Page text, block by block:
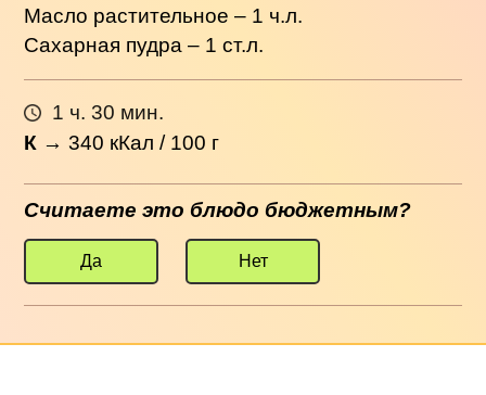
Масло растительное – 1 ч.л.
Сахарная пудра – 1 ст.л.
1 ч. 30 мин.
К →340 кКал / 100 г
Считаете это блюдо бюджетным?
Да Нет